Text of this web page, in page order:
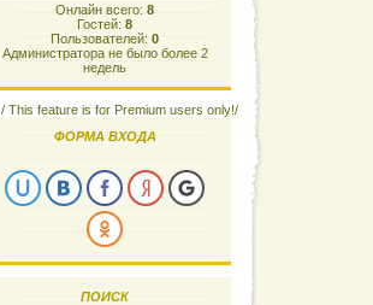
Онлайн всего: 8
Гостей: 8
Пользователей: 0
Администратора не было более 2
недель
/ This feature is for Premium users only!/
ФОРМА ВХОДА
ПОИСК